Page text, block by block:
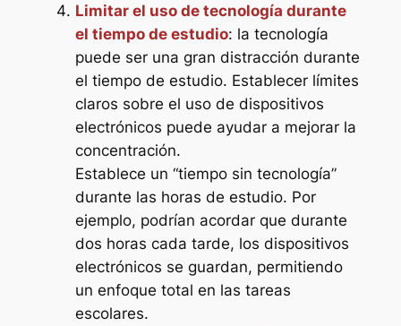
Limitar el uso de tecnología durante
el tiempo de estudio: la tecnología
puede ser una gran distracción durante
el tiempo de estudio. Establecer límites
claros sobre el uso de dispositivos
electrónicos puede ayudar a mejorar la
concentración.
Establece un “tiempo sin tecnología”
durante las horas de estudio. Por
ejemplo, podrían acordar que durante
dos horas cada tarde, los dispositivos
electrónicos se guardan, permitiendo
un enfoque total en las tareas
escolares.